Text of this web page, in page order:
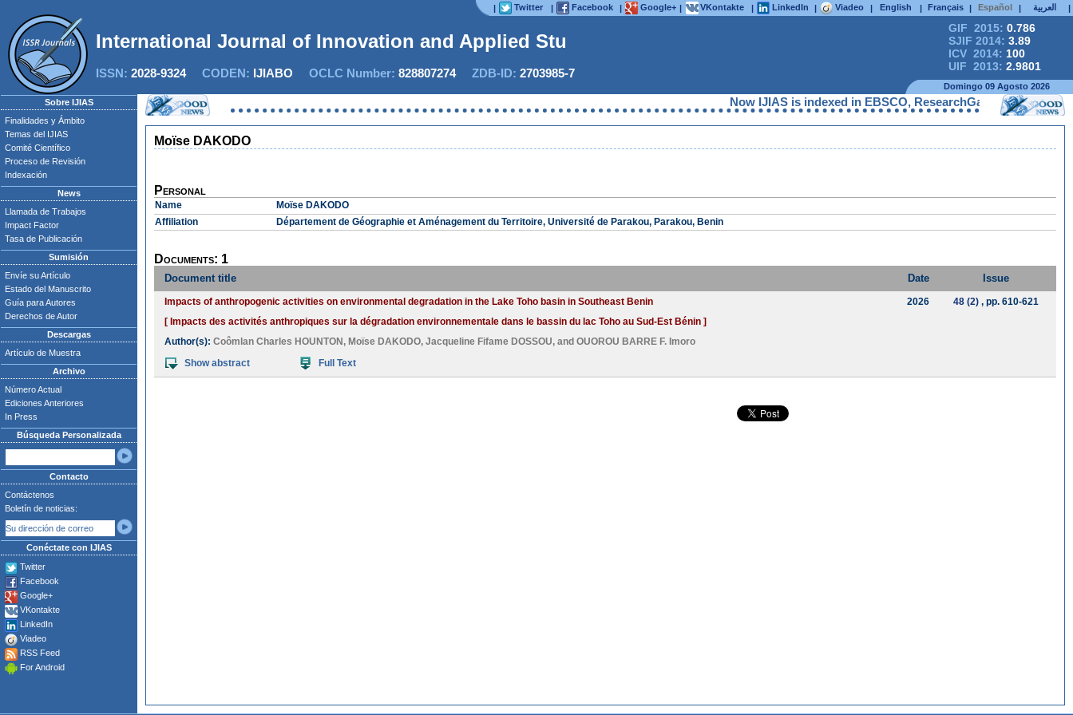
| Twitter | Facebook | Google+ | VKontakte | LinkedIn | Viadeo | English | Français | Español | العربية |
GIF 2015: 0.786
SJIF 2014: 3.89
ICV 2014: 100
UIF 2013: 2.9801
International Journal of Innovation and Applied Studi
ISSN: 2028-9324CODEN: IJIABO OCLC Number: 828807274ZDB-ID: 2703985-7
Domingo 09 Agosto 2026
Sobre IJIAS
Finalidades y Ámbito
Temas del IJIAS
Comité Científico
Proceso de Revisión
Indexación
News
Llamada de Trabajos
Impact Factor
Tasa de Publicación
Sumisión
Envíe su Artículo
Estado del Manuscrito
Guía para Autores
Derechos de Autor
Descargas
Artículo de Muestra
Archivo
Número Actual
Ediciones Anteriores
In Press
Búsqueda Personalizada
Contacto
Contáctenos
Boletín de noticias:
Conéctate con IJIAS
Twitter
Facebook
Google+
VKontakte
LinkedIn
Viadeo
RSS Feed
For Android
Now IJIAS is indexed in EBSCO, ResearchGate, ProQuest,
Moïse DAKODO
Personal
Name
Moïse DAKODO
Affiliation
Département de Géographie et Aménagement du Territoire, Université de Parakou, Parakou, Benin
Documents: 1
Document title Date Issue
Impacts of anthropogenic activities on environmental degradation in the Lake Toho basin in Southeast Benin
[ Impacts des activités anthropiques sur la dégradation environnementale dans le bassin du lac Toho au Sud-Est Bénin ]
Author(s): Coômlan Charles HOUNTON , Moïse DAKODO, Jacqueline Fifame DOSSOU, and OUOROU BARRE F. Imoro
Show abstract
Full Text
2026 48 (2), pp. 610-621